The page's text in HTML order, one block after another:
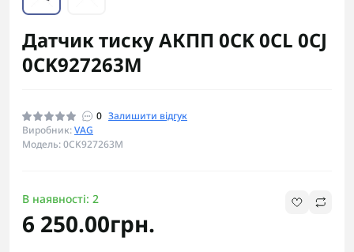
Датчик тиску АКПП 0CK 0CL 0CJ
0CK927263M
0 Залишити відгук
Виробник:VAG
Модель: 0CK927263M
В наявності: 2
6 250.00грн.